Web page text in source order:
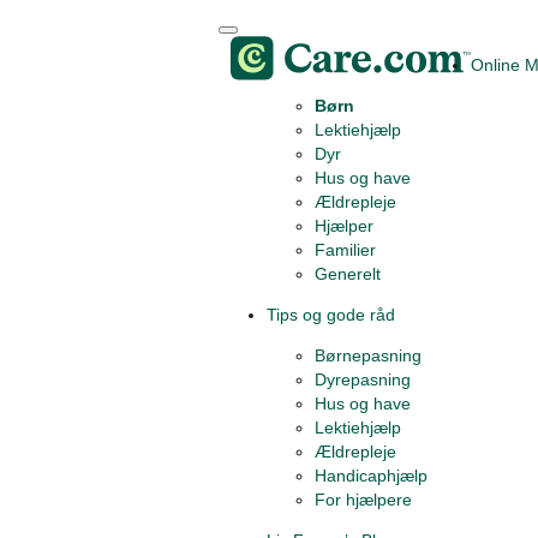
Online
Børn
Lektiehjælp
Dyr
Hus og have
Ældrepleje
Hjælper
Familier
Generelt
Tips og gode råd
Børnepasning
Dyrepasning
Hus og have
Lektiehjælp
Ældrepleje
Handicaphjælp
For hjælpere